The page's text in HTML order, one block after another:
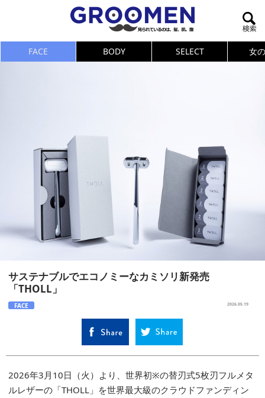
FACE BODY SELECT 女
サステナブルでエコノミーなカミソリ新発売
「THOLL」
FACE 2026.05.19
2026年3月10日（火）より、世界初※の替刃式5枚刃フルメタ
ルレザーの「THOLL」を世界最大級のクラウドファンディン